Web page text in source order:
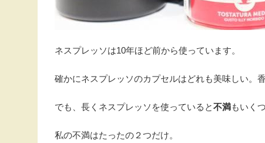
ネスプレッソは10年ほど前から使っています。
確かにネスプレッソのカプセルはどれも美味しい。
でも、長くネスプレッソを使っていると不満もいく
私の不満はたったの２つだけ。